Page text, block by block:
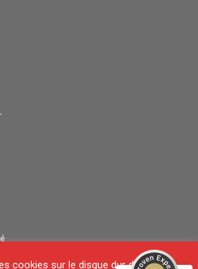
cookies sur le disque dur de votre